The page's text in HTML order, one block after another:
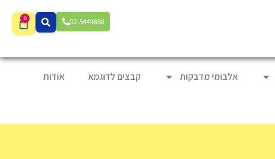
02-5449888
0
אלבומי מדבקות קבצים לדוגמא אודות